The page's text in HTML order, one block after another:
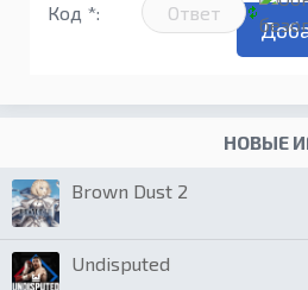
Код *:
НОВЫЕ
Brown Dust 2
Undisputed